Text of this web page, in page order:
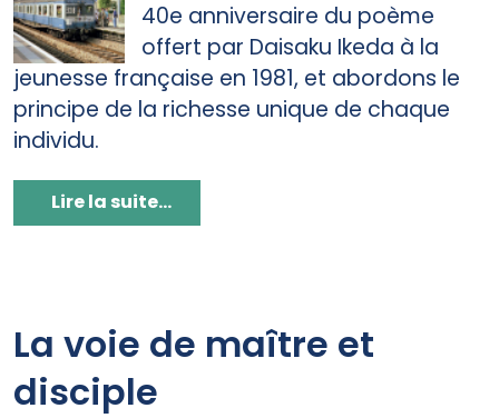
40e anniversaire du poème
offert par Daisaku Ikeda à la
jeunesse française en 1981, et abordons le
principe de la richesse unique de chaque
individu.
Lire la suite...
La voie de maître et
disciple